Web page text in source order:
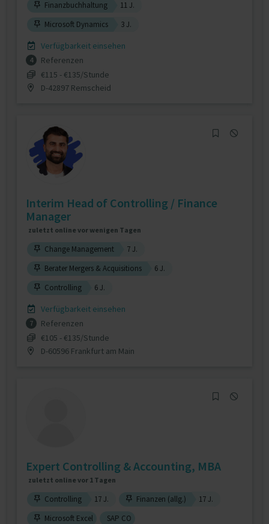
Finanzbuchhaltung
11 J.
Microsoft Dynamics
3 J.
Verfügbarkeit einsehen
4
Referenzen
€115 - €135/Stunde
D-42897 Remscheid
Interim Head of Controlling / Finance
Manager
zuletzt online vor wenigen Tagen
Change Management
7 J.
Berater Mergers & Acquisitions
6 J.
Controlling
6 J.
Verfügbarkeit einsehen
7
Referenzen
€105 - €135/Stunde
D-60596 Frankfurt am Main
Expert Controlling & Accounting, MBA
zuletzt online vor 1 Tagen
Controlling 17 J. Finanzen (allg.)
17 J.
Microsoft Excel
SAP CO